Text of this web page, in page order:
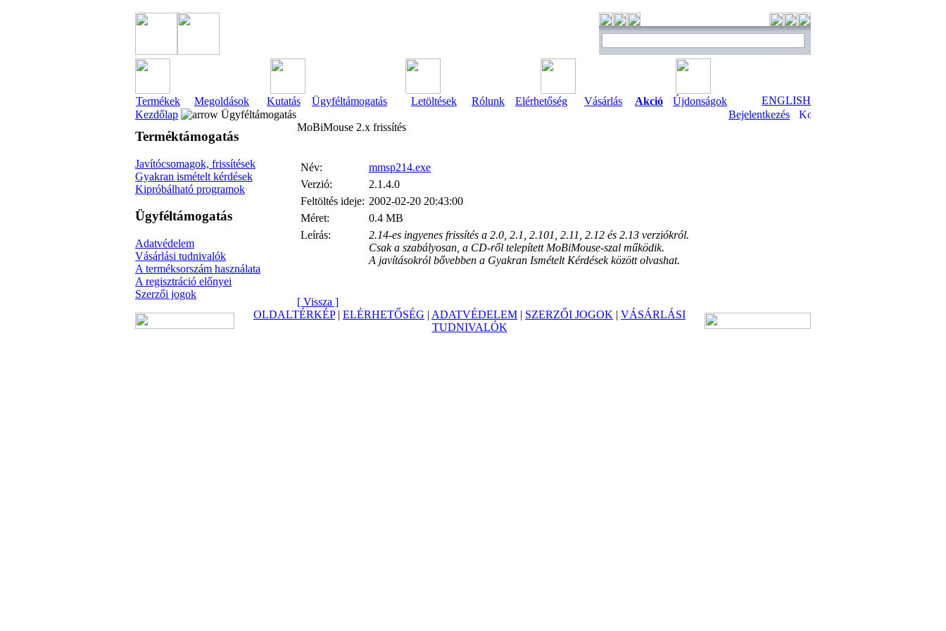
Termékek Megoldások Kutatás Ügyféltámogatás Letöltések Rólunk Elérhetőség Vásárlás Akció Újdonságok
ENGLISH
Kezdőlap
Ügyféltámogatás Bejelentkezés
Terméktámogatás
Javítócsomagok, frissítések
Gyakran ismételt kérdések
Kipróbálható programok
Ügyféltámogatás
Adatvédelem
Vásárlási tudnivalók
A terméksorszám használata
A regisztráció előnyei
Szerzői jogok
MoBiMouse 2.x frissítés
Név:
mmsp214.exe
Verzió:
2.1.4.0
Feltöltés ideje: 2002-02-20 20:43:00
Méret:
0.4 MB
Leírás:
2.14-es ingyenes frissítés a 2.0, 2.1, 2.101, 2.11, 2.12 és 2.13 verziókról.
Csak a szabályosan, a CD-ről telepített MoBiMouse-szal működik.
A javításokról bővebben a Gyakran Ismételt Kérdések között olvashat.
[ Vissza ]
OLDALTÉRKÉP| ELÉRHETŐSÉG | ADATVÉDELEM | SZERZŐI JOGOK | VÁSÁRLÁSI
TUDNIVALÓK